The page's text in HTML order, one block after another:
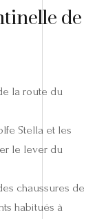
de
la route du
Stella et les
le lever du
chaussures de
habitués à